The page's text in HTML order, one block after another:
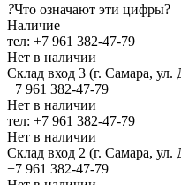
?Что означают эти цифры?
Наличие
тел: +7 961 382-47-79
Нет в наличии
Склад вход 3 (г. Самара, ул.
+7 961 382-47-79
Нет в наличии
тел: +7 961 382-47-79
Нет в наличии
Склад вход 2 (г. Самара, ул.
+7 961 382-47-79